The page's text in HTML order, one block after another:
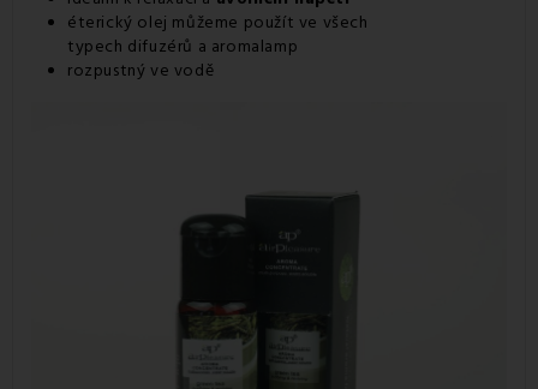
éterický olej můžeme použít ve všech
typech difuzérů a aromalamp
rozpustný ve vodě